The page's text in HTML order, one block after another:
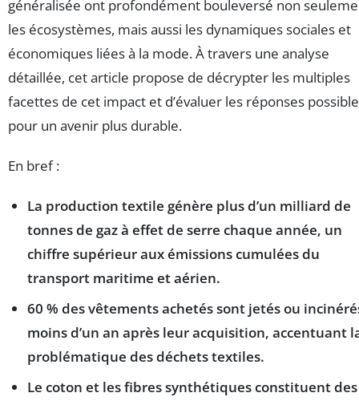
généralisée ont profondément bouleversé non
les écosystèmes, mais aussi les dynamiques sociales et
économiques liées à la mode. À travers une analyse
détaillée, cet article propose de décrypter les multiples
facettes de cet impact et d’évaluer les réponses
pour un avenir plus durable.
En bref :
La production textile génère plus d’un milliard de
tonnes de gaz à effet de serre chaque année, un
chiffre supérieur aux émissions cumulées du
transport maritime et aérien.
60 % des vêtements achetés sont jetés ou
moins d’un an après leur acquisition, accentuant
problématique des déchets textiles.
Le coton et les fibres synthétiques constituent des